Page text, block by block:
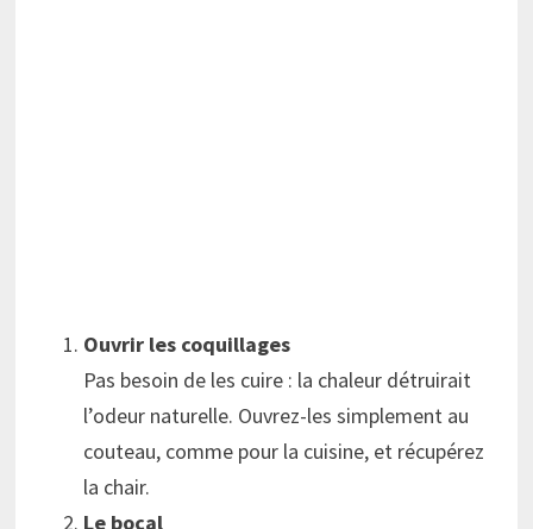
Ouvrir les coquillages
Pas besoin de les cuire : la chaleur détruirait
l’odeur naturelle. Ouvrez-les simplement au
couteau, comme pour la cuisine, et récupérez
la chair.
Le bocal